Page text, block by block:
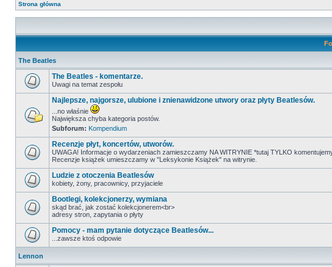
Strona główna
The Beatles
The Beatles - komentarze.
Uwagi na temat zespołu
Najlepsze, najgorsze, ulubione i znienawidzone utwory oraz płyty Beatlesów.
...no właśnie
Największa chyba kategoria postów.
Subforum: Kompendium
Recenzje płyt, koncertów, utworów.
UWAGA! Informacje o wydarzeniach zamieszczamy NA WITRYNIE *tutaj TYLKO
Recenzje książek umieszczamy w "Leksykonie Książek" na witrynie.
Ludzie z otoczenia Beatlesów
kobiety, żony, pracownicy, przyjaciele
Bootlegi, kolekcjonerzy, wymiana
skąd brać, jak zostać kolekcjonerem<br>
adresy stron, zapytania o płyty
Pomocy - mam pytanie dotyczące Beatlesów...
...zawsze ktoś odpowie
Lennon